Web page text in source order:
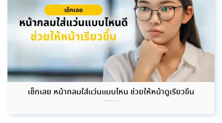
เช็กเลย หน้ากลมใส่แว่นแบบไหน ช่วยให้หน้าดูเรียวขึ้น